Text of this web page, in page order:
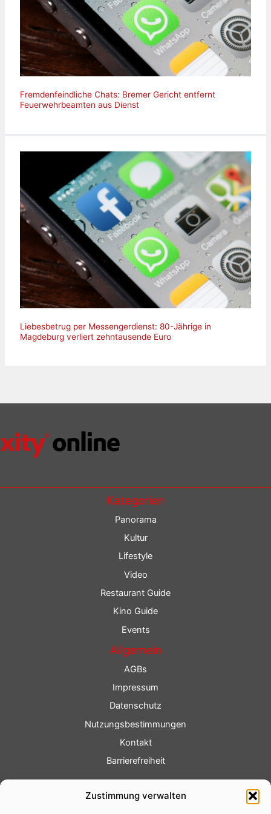
Zustimmung verwalten
Fremdenfeindliche Chats: Bremer Gericht entfernt
Feuerwehrbeamten aus Dienst
Liebesbetrug per Messengerdienst: 80-Jährige in
Magdeburg verliert zehntausende Euro
Kategorien
Panorama
Kultur
Lifestyle
Video
Restaurant Guide
Kino Guide
Events
Allgemein
AGBs
Impressum
Datenschutz
Nutzungsbestimmungen
Kontakt
Barrierefreiheit
Fotoservice